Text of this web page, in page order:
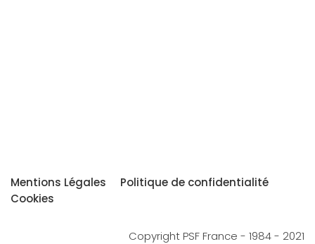
Mentions Légales
Politique de confidentialité
Cookies
Copyright PSF France - 1984 - 2021